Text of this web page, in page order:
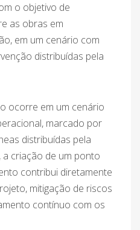
o objetivo de
as obras em
em um cenário com
distribuídas pela
ocorre em um cenário
marcado por
distribuídas pela
criação de um ponto
contribui diretamente
mitigação de riscos
contínuo com os